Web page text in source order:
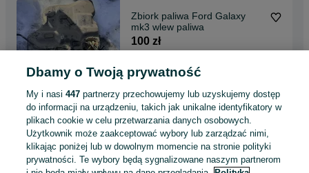
Zbiork paliwa Ford Galaxy
mk3 wlew paliwa
100 zł
Stężyca
Odświeżono dnia 28 lipca 2026
Konsola pulpit Seat Altea
200 zł
Dbamy o Twoją prywatność
My i nasi447 partnerzy przechowujemy lub uzyskujemy dostęp
do informacji na urządzeniu, takich jak unikalne identyfikatory w
plikach cookie w celu przetwarzania danych osobowych.
Użytkownik może zaakceptować wybory lub zarządzać nimi,
klikając poniżej lub w dowolnym momencie na stronie polityki
prywatności. Te wybory będą sygnalizowane naszym partnerom